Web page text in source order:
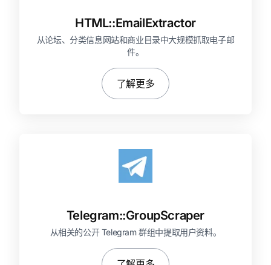
HTML::EmailExtractor
从论坛、分类信息网站和商业目录中大规模抓取电子邮
件。
了解更多
Telegram::GroupScraper
从相关的公开 Telegram 群组中提取用户资料。